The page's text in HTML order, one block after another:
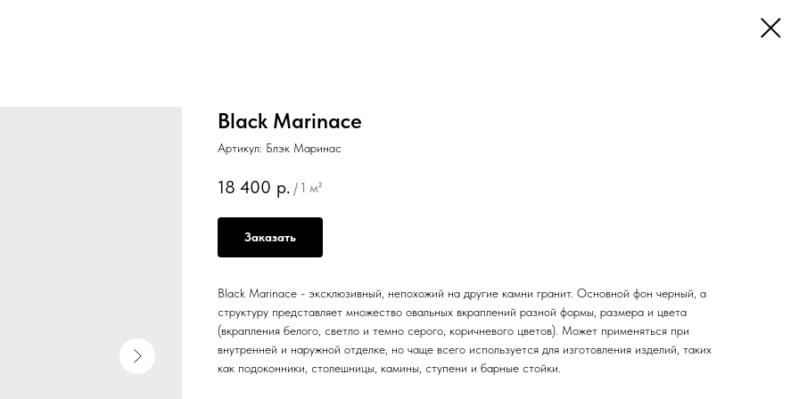
Black Marinace
Артикул: Блэк Маринас
18 400 р. / 1 м²
Заказать
Black Marinace - эксклюзивный, непохожий на другие камни гранит. Основной фон черный, а
структуру представляет множество овальных вкраплений разной формы, размера и цвета
(вкрапления белого, светло и темно серого, коричневого цветов). Может применяться при
внутренней и наружной отделке, но чаще всего используется для изготовления изделий, таких
как подоконники, столешницы, камины, ступени и барные стойки.